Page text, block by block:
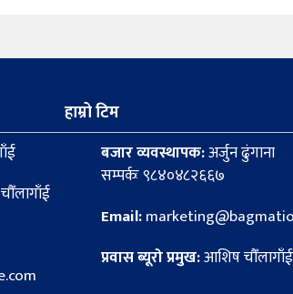
हाम्रो टिम
बजार व्यवस्थापक:अर्जुन ढुंगाना
सम्पर्कः ९८४०४८२६६७
Email:
प्रवास ब्यूरो प्रमुख:आशिष चौँलागाँई